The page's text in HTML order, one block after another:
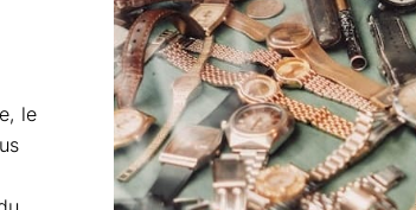
le